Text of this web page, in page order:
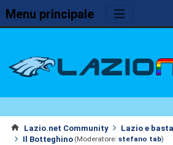
Menu principale
Lazio.net Community
Lazio e
Il Botteghino (Moderatore: stefano tab)